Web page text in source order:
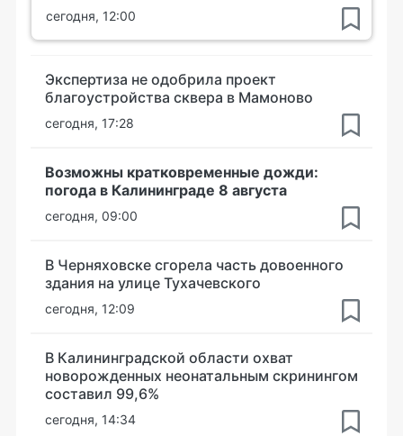
сегодня, 12:00
Экспертиза не одобрила проект
благоустройства сквера в Мамоново
сегодня, 17:28
Возможны кратковременные дожди:
погода в Калининграде 8 августа
сегодня, 09:00
В Черняховске сгорела часть довоенного
здания на улице Тухачевского
сегодня, 12:09
В Калининградской области охват
новорожденных неонатальным скринингом
составил 99,6%
сегодня, 14:34